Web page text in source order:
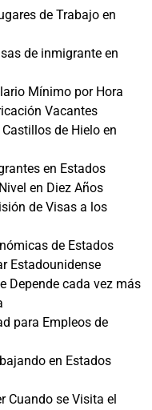
de Trabajo en
de inmigrante en
Mínimo por Hora
Vacantes
de Hielo en
en Estados
en Diez Años
de Visas a los
de Estados
Estadounidense
Depende cada vez más
para Empleos de
en Estados
Cuando se Visita el